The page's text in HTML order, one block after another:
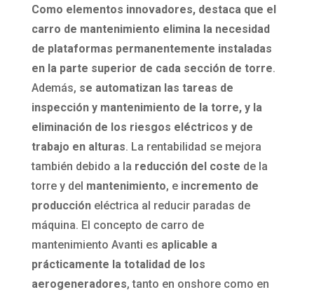
Como elementos innovadores, destaca que el
carro de mantenimiento elimina la necesidad
de plataformas permanentemente instaladas
en la parte superior de cada sección de torre.
Además, se automatizan las tareas de
inspección y mantenimiento de la torre, y la
eliminación de los riesgos eléctricos y de
trabajo en alturas. La rentabilidad se mejora
también debido a la reducción del coste de la
torre y del mantenimiento, e incremento de
producción eléctrica al reducir paradas de
máquina. El concepto de carro de
mantenimiento Avanti es aplicable a
prácticamente la totalidad de los
aerogeneradores, tanto en onshore como en